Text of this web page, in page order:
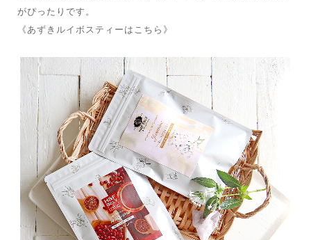
がぴったりです。
《あずきルイボスティーはこちら》